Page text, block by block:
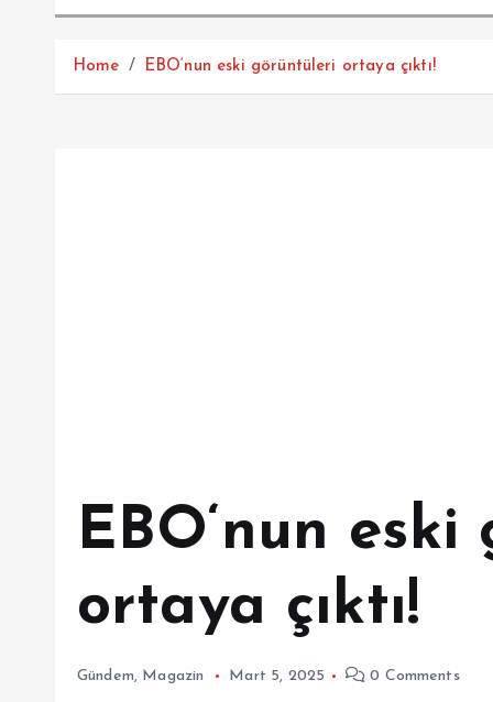
Home EBO‘nun eski görüntüleri ortaya çıktı!
EBO‘nun
ortaya çıktı!
Gündem, Magazin Mart 5, 2025 0 Comments